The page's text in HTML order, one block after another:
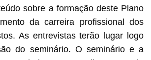
sobre a formação deste Plano
da carreira profissional dos
As entrevistas terão lugar logo
do seminário. O seminário e a